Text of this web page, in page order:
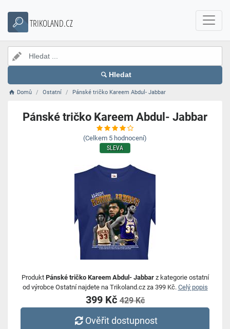
TRIKOLAND.CZ
Hledat
Domů Ostatní Pánské tričko Kareem Abdul- Jabbar
Pánské tričko Kareem Abdul- Jabbar
(Celkem 5 hodnocení)
SLEVA
Produkt Pánské tričko Kareem Abdul- Jabbarz kategorie ostatní
od výrobce Ostatní najdete na Trikoland.cz za 399 Kč. Celý popis
399 Kč429 Kč
Ověřit dostupnost